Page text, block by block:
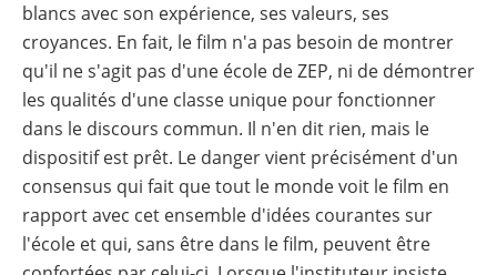
blancs avec son expérience, ses valeurs, ses
croyances. En fait, le film n'a pas besoin de montrer
qu'il ne s'agit pas d'une école de ZEP, ni de démontrer
les qualités d'une classe unique pour fonctionner
dans le discours commun. Il n'en dit rien, mais le
dispositif est prêt. Le danger vient précisément d'un
consensus qui fait que tout le monde voit le film en
rapport avec cet ensemble d'idées courantes sur
l'école et qui, sans être dans le film, peuvent être